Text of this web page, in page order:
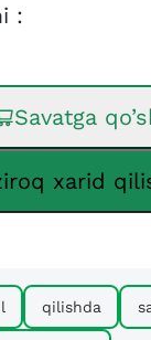
:
Savatga
xarid
qilishda